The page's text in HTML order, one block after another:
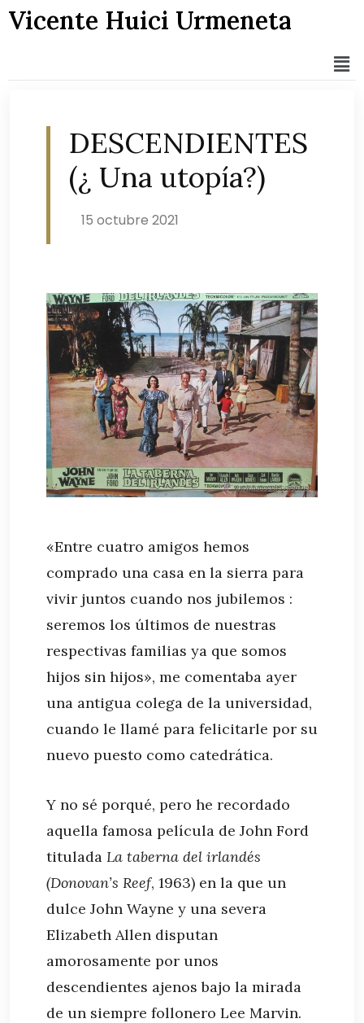
Vicente Huici Urmeneta
DESCENDIENTES
(¿ Una utopía?)
15 octubre 2021
«Entre cuatro amigos hemos
comprado una casa en la sierra para
vivir juntos cuando nos jubilemos :
seremos los últimos de nuestras
respectivas familias ya que somos
hijos sin hijos», me comentaba ayer
una antigua colega de la universidad,
cuando le llamé para felicitarle por su
nuevo puesto como catedrática.
Y no sé porqué, pero he recordado
aquella famosa película de John Ford
titulada La taberna del irlandés
(Donovan’s Reef, 1963) en la que un
dulce John Wayne y una severa
Elizabeth Allen disputan
amorosamente por unos
descendientes ajenos bajo la mirada
de un siempre follonero Lee Marvin.